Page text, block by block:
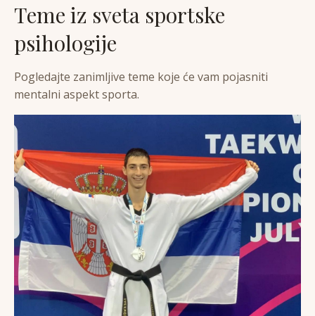
Teme iz sveta sportske
psihologije
Pogledajte zanimljive teme koje će vam pojasniti
mentalni aspekt sporta.